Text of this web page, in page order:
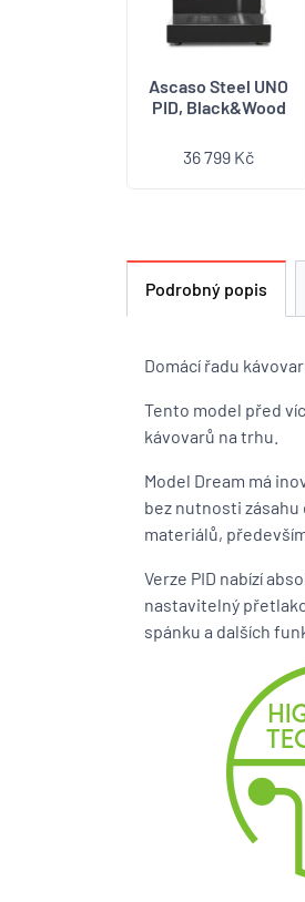
Ascaso Steel UNO
PID, Black&Wood
36 799 Kč
Podrobný popis
Domácí řadu
Tento model před
kávovarů na trhu.
Model Dream má
bez nutnosti
materiálů,
Verze PID nabízí
nastavitelný
spánku a dalších